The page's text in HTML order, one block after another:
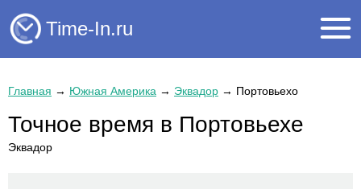
Time-In.ru
Главная → Южная Америка → Эквадор → Портовьехо
Точное время в Портовьехе
Эквадор